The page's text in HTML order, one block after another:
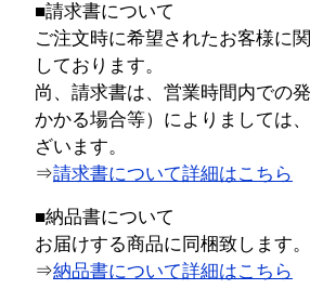
■請求書について
ご注文時に希望されたお客様に
しております。
尚、請求書は、営業時間内での
かかる場合等）によりましては
ざいます。
⇒請求書について詳細はこちら
■納品書について
お届けする商品に同梱致します。
⇒納品書について詳細はこちら